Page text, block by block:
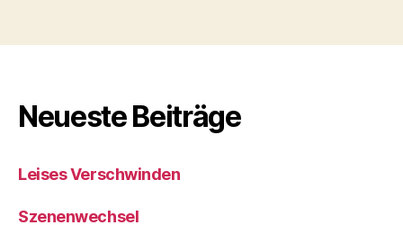
Neueste Beiträge
Leises Verschwinden
Szenenwechsel